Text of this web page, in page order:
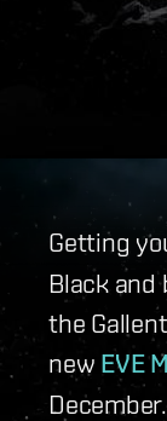
Getting
Black and
the
new EVE
December.